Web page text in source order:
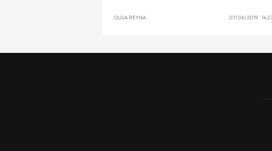
OLGA REYNA 07/06/2019